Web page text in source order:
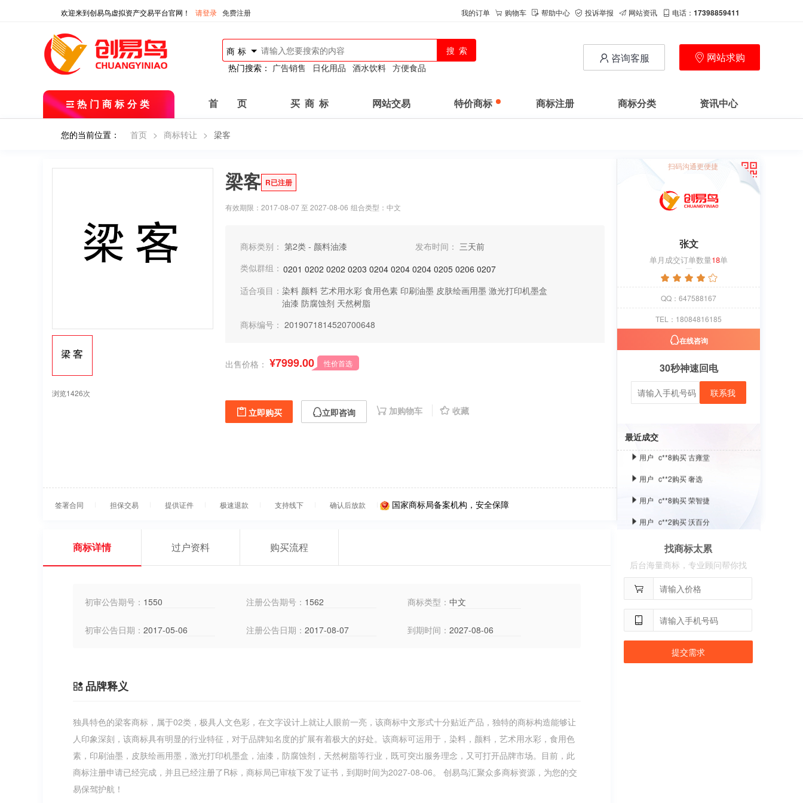
欢迎来到创易鸟虚拟资产交易平台官网！ 请登录 免费注册 我的订单 购物车 帮助中心 投诉举报 网站资讯 电话： 17398859411
商标
热门搜索： 广告销售 日化用品 酒水饮料 方便食品
咨询客服 网站求购
热门商标分类 首 页 买 商 标 网站交易 特价商标 商标注册 商标分类 资讯中心
您的当前位置： 首页 > 商标转让 > 梁客
浏览1426次
梁客 R已注册
有效期限：2017-08-07 至 2027-08-06 组合类型：中文
商标类别： 第2类 - 颜料油漆 发布时间： 三天前
类似群组： 0201 0202 0202 0203 0204 0204 0204 0205 0206 0207
适合项目： 染料 颜料 艺术用水彩 食用色素 印刷油墨 皮肤绘画用墨 激光打印机墨盒
油漆 防腐蚀剂 天然树脂
商标编号： 2019071814520700648
出售价格： ¥7999.00 性价首选
立即购买 立即咨询 加购物车 收藏
签署合同 担保交易 提供证件 极速退款 支持线下 确认后放款 国家商标局备案机构，安全保障
扫码沟通更便捷
张文
单月成交订单数量18单
QQ：647588167
TEL：18084816185
在线咨询
30秒神速回电
联系我
最近成交
c**2购买 奢选
用户 c**1购买 萝卜
用户
用户 c**8购买 荣智捷
用户 c**2购买 沃百分
用户 c**1购买 萝卜
用户 c**8购买 古雍堂
c**2购买 奢选
用户 c**8购买 荣智捷
用户 c**2购买 沃百分
商标详情 过户资料 购买流程
初审公告期号： 1550 注册公告期号： 1562 商标类型： 中文
初审公告日期： 2017-05-06 注册公告日期： 2017-08-07 到期时间： 2027-08-06
品牌释义
独具特色的梁客商标，属于02类，极具人文色彩，在文字设计上就让人眼前一亮，该商标中文形式十分贴近产品，独特的商标构造能够让
人印象深刻，该商标具有明显的行业特征，对于品牌知名度的扩展有着极大的好处。该商标可运用于，染料，颜料，艺术用水彩，食用色
素，印刷油墨，皮肤绘画用墨，激光打印机墨盒，油漆，防腐蚀剂，天然树脂等行业，既可突出服务理念，又可打开品牌市场。目前，此
商标注册申请已经完成，并且已经注册了R标，商标局已审核下发了证书，到期时间为2027-08-06。 创易鸟汇聚众多商标资源，为您的交
易保驾护航！
找商标太累
后台海量商标，专业顾问帮你找
提交需求